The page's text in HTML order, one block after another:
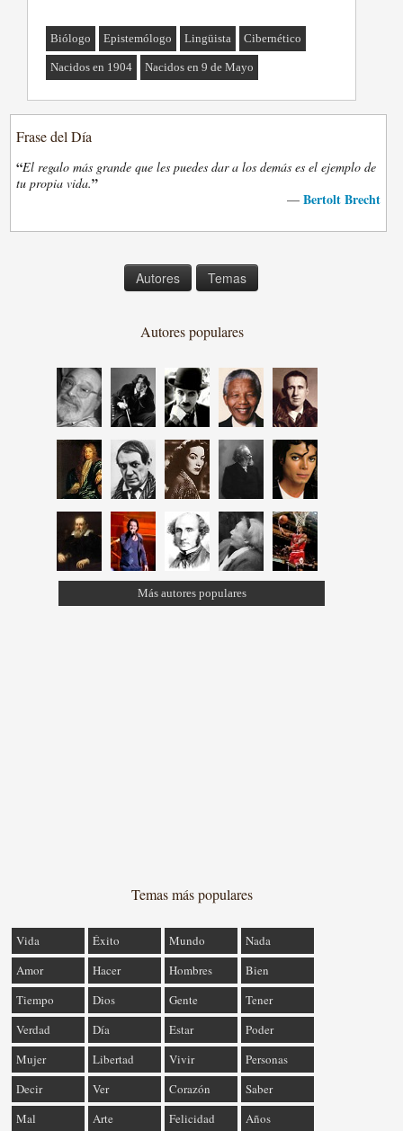
Biólogo Epistemólogo Lingüista Cibernético
Nacidos en 1904 Nacidos en 9 de Mayo
Frase del Día
“El regalo más grande que les puedes dar a los demás es el ejemplo de
tu propia vida.”
— Bertolt Brecht
Autores Temas
Autores populares
Más autores populares
Temas más populares
Vida Éxito Mundo
Nada
Amor
Hacer Hombres
Bien
Tiempo
Dios Gente
Tener
Verdad
Día Estar
Poder
Mujer
Libertad Vivir
Personas
Decir
Ver Corazón
Saber
Mal
Arte Felicidad Años